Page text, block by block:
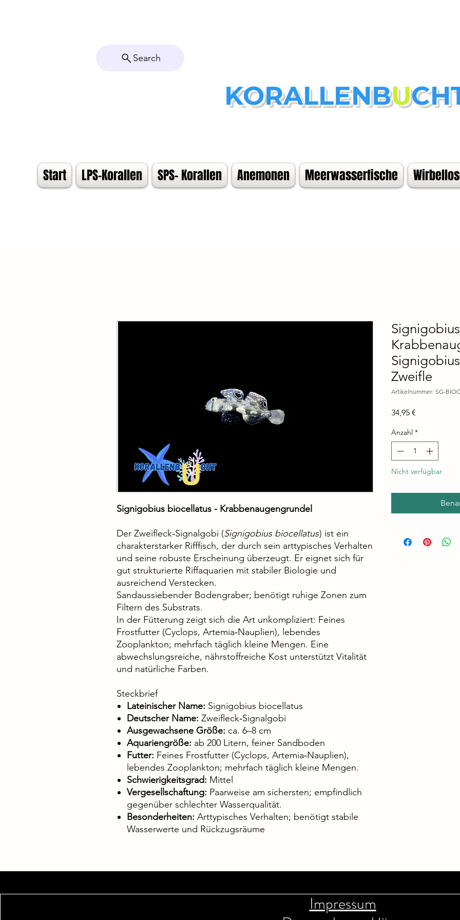
Search
KORALLENBU
Start LPS-Korallen SPS- Korallen Anemonen Meerwasserfische
Signigobius biocellatus - Krabbenaugengrundel
Der Zweifleck‑Signalgobi (Signigobius biocellatus) ist ein
charakterstarker Rifffisch, der durch sein arttypisches Verhalten
und seine robuste Erscheinung überzeugt. Er eignet sich für
gut strukturierte Riffaquarien mit stabiler Biologie und
ausreichend Verstecken.
Sandaussiebender Bodengraber; benötigt ruhige Zonen zum
Filtern des Substrats.
In der Fütterung zeigt sich die Art unkompliziert: Feines
Frostfutter (Cyclops, Artemia‑Nauplien), lebendes
Zooplankton; mehrfach täglich kleine Mengen. Eine
abwechslungsreiche, nährstoffreiche Kost unterstützt Vitalität
und natürliche Farben.
Steckbrief
Lateinischer Name: Signigobius biocellatus
Deutscher Name: Zweifleck‑Signalgobi
Ausgewachsene Größe: ca. 6–8 cm
Aquariengröße: ab 200 Litern, feiner Sandboden
Futter: Feines Frostfutter (Cyclops, Artemia‑Nauplien),
lebendes Zooplankton; mehrfach täglich kleine Mengen.
Schwierigkeitsgrad: Mittel
Vergesellschaftung: Paarweise am sichersten; empfindlich
gegenüber schlechter Wasserqualität.
Besonderheiten: Arttypisches Verhalten; benötigt stabile
Wasserwerte und Rückzugsräume
Zweifle
Artikelnummer: SG-
34,95 €
Anzahl *
Nicht verfügbar
Impressum